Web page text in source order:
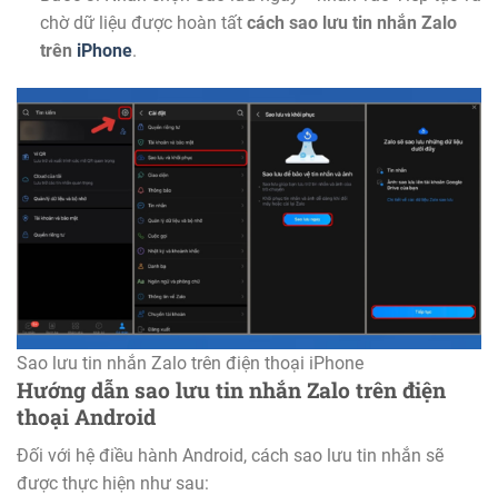
chờ dữ liệu được hoàn tất cách sao lưu tin nhắn Zalo
trên iPhone.
Sao lưu tin nhắn Zalo trên điện thoại iPhone
Hướng dẫn sao lưu tin nhắn Zalo trên điện
thoại Android
Đối với hệ điều hành Android, cách sao lưu tin nhắn sẽ
được thực hiện như sau: